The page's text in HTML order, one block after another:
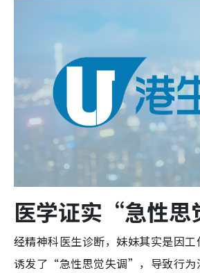
医学证实“急性思
经精神科医生诊断，妹妹其实是因
诱发了“急性思觉失调”，导致行为